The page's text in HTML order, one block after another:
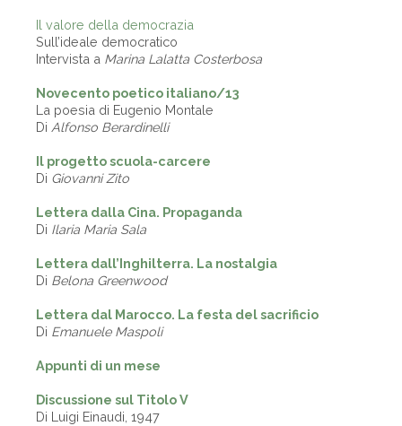
Il valore della democrazia
Sull’ideale democratico
Intervista a Marina Lalatta Costerbosa
Novecento poetico italiano/13
La poesia di Eugenio Montale
Di Alfonso Berardinelli
Il progetto scuola-carcere
Di Giovanni Zito
Lettera dalla Cina. Propaganda
Di Ilaria Maria Sala
Lettera dall’Inghilterra. La nostalgia
Di Belona Greenwood
Lettera dal Marocco. La festa del sacrificio
Di Emanuele Maspoli
Appunti di un mese
Discussione sul Titolo V
Di Luigi Einaudi, 1947